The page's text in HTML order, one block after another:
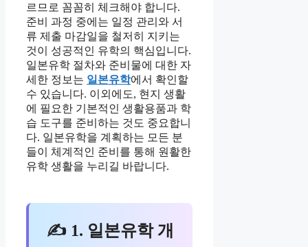
르므로 꼼꼼히 체크해야 합니다.
준비 과정 중에는 일정 관리와 서
류 제출 마감일을 철저히 지키는
것이 성공적인 유학의 핵심입니다.
일본유학 절차와 준비물에 대한 자
세한 정보는 일본유학에서 확인할
수 있습니다. 이외에도, 현지 생활
에 필요한 기본적인 생활용품과 학
습 도구를 준비하는 것도 중요합니
다. 일본유학을 계획하는 모든 분
들이 체계적인 준비를 통해 원활한
유학 생활을 누리길 바랍니다.
✍ 1. 일본유학 개